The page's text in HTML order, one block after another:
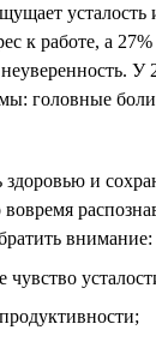
усталость
к работе, а
У
головные боли
и
внимание:
чувство